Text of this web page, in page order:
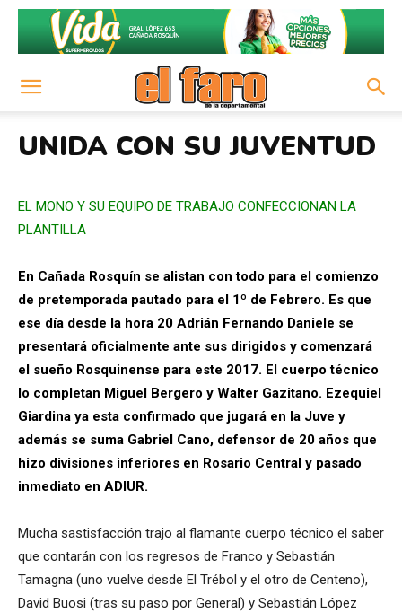
UNIDA CON SU JUVENTUD
EL MONO Y SU EQUIPO DE TRABAJO CONFECCIONAN LA
PLANTILLA
En Cañada Rosquín se alistan con todo para el comienzo
de pretemporada pautado para el 1º de Febrero. Es que
ese día desde la hora 20 Adrián Fernando Daniele se
presentará oficialmente ante sus dirigidos y comenzará
el sueño Rosquinense para este 2017. El cuerpo técnico
lo completan Miguel Bergero y Walter Gazitano. Ezequiel
Giardina ya esta confirmado que jugará en la Juve y
además se suma Gabriel Cano, defensor de 20 años que
hizo divisiones inferiores en Rosario Central y pasado
inmediato en ADIUR.
Mucha sastisfacción trajo al flamante cuerpo técnico el saber
que contarán con los regresos de Franco y Sebastián
Tamagna (uno vuelve desde El Trébol y el otro de Centeno),
David Buosi (tras su paso por General) y Sebastián López